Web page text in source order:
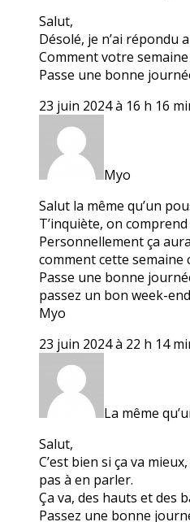
Salut,
Désolé, je n’ai répondu
Comment votre semaine
Passe une bonne
23 juin 2024 à 16 h 16
Myo
Salut la même qu’un
T’inquiète, on
Personnellement ça
comment cette semaine
Passe une bonne
passez un bon week-
Myo
23 juin 2024 à 22 h 14
La même
Salut,
C’est bien si ça va
pas à en parler.
Ça va, des hauts et des
Passez une bonne